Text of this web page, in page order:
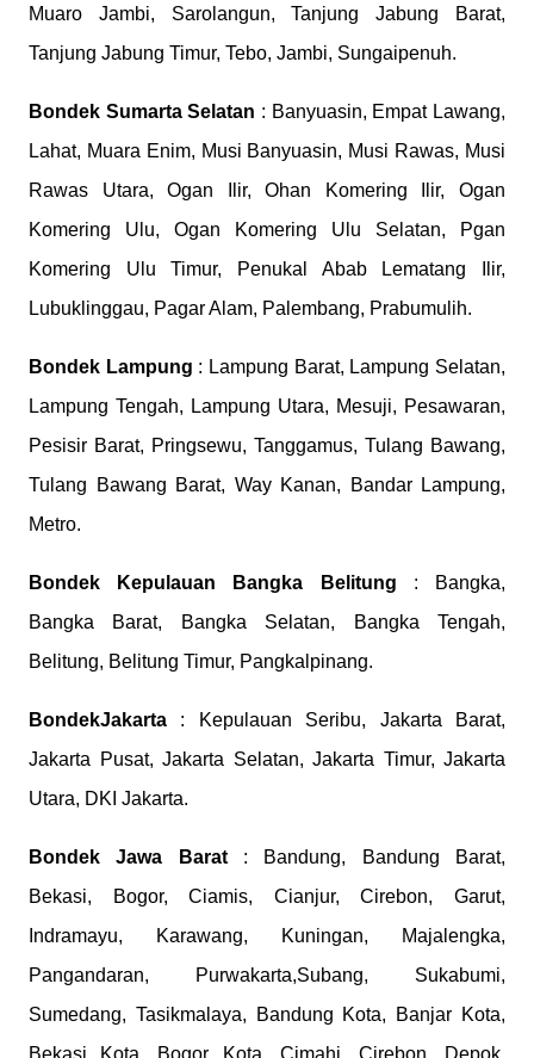
Muaro Jambi, Sarolangun, Tanjung Jabung Barat,
Tanjung Jabung Timur, Tebo, Jambi, Sungaipenuh.
Bondek Sumarta Selatan : Banyuasin, Empat Lawang,
Lahat, Muara Enim, Musi Banyuasin, Musi Rawas, Musi
Rawas Utara, Ogan Ilir, Ohan Komering Ilir, Ogan
Komering Ulu, Ogan Komering Ulu Selatan, Pgan
Komering Ulu Timur, Penukal Abab Lematang Ilir,
Lubuklinggau, Pagar Alam, Palembang, Prabumulih.
Bondek Lampung : Lampung Barat, Lampung Selatan,
Lampung Tengah, Lampung Utara, Mesuji, Pesawaran,
Pesisir Barat, Pringsewu, Tanggamus, Tulang Bawang,
Tulang Bawang Barat, Way Kanan, Bandar Lampung,
Metro.
Bondek Kepulauan Bangka Belitung : Bangka,
Bangka Barat, Bangka Selatan, Bangka Tengah,
Belitung, Belitung Timur, Pangkalpinang.
BondekJakarta : Kepulauan Seribu, Jakarta Barat,
Jakarta Pusat, Jakarta Selatan, Jakarta Timur, Jakarta
Utara, DKI Jakarta.
BondekJawa Barat: Bandung, Bandung Barat,
Bekasi, Bogor, Ciamis, Cianjur, Cirebon, Garut,
Indramayu, Karawang, Kuningan, Majalengka,
Pangandaran, Purwakarta,Subang, Sukabumi,
Sumedang, Tasikmalaya, Bandung Kota, Banjar Kota,
Bekasi Kota, Bogor Kota, Cimahi, Cirebon, Depok,